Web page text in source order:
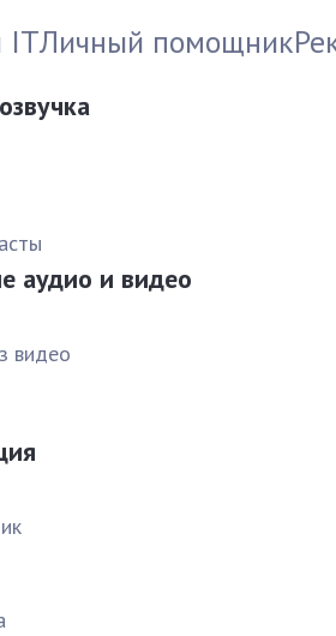
ITЛичный помощник
аудио и видео
видео